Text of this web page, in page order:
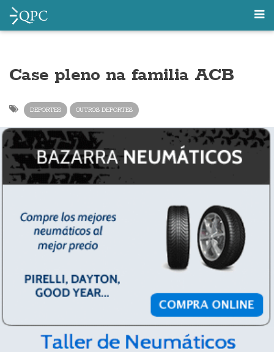
Case pleno na familia ACB
DEPORTES OUTROS DEPORTES